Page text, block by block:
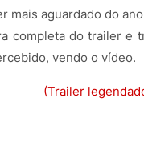
mais aguardado do
completa do trailer e
vendo o vídeo.
(Trailer